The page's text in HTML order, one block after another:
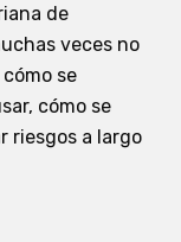
de
veces no
se
cómo se
riesgos a largo